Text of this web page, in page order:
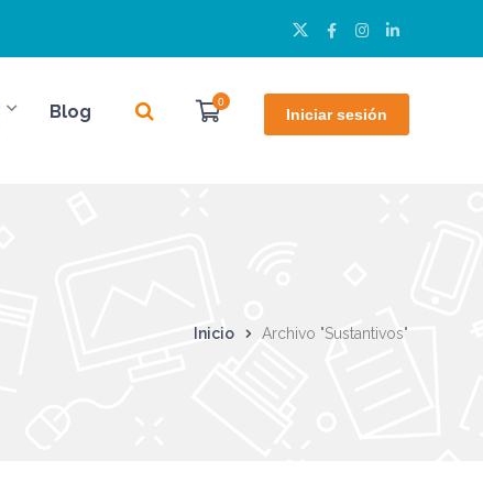
Twitter
Perfil
Facebook
Perfil
Instagram
Perfil
LinkedIn
Perfil
Iniciar sesión
0
Blog
Inicio Archivo "Sustantivos"